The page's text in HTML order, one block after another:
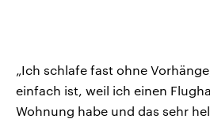
Audio-Archiv
„Ich schlafe fast ohne
einfach ist, weil ich einen
Wohnung habe und das sehr